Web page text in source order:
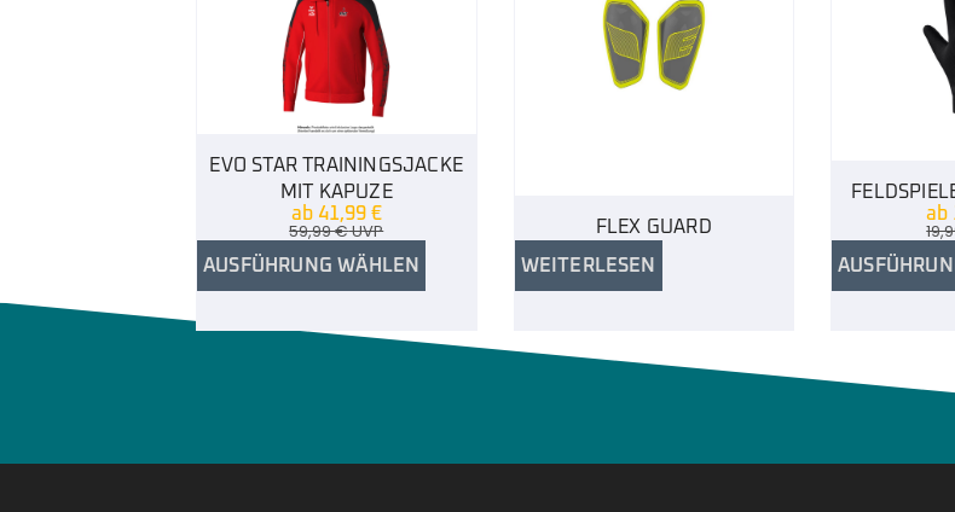
EVO STAR TRAININGSJACKE
MIT KAPUZE
ab 41,99 €
59,99€UVP
AUSFÜHRUNG WÄHLEN
FLEX GUARD
WEITERLESEN
ab